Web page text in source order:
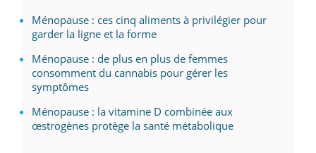
Ménopause : ces cinq aliments à privilégier pour
garder la ligne et la forme
Ménopause : de plus en plus de femmes
consomment du cannabis pour gérer les
symptômes
Ménopause : la vitamine D combinée aux
œstrogènes protège la santé métabolique